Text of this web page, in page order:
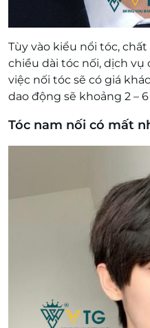
Tùy vào kiểu nổi tóc,
chiều dài tóc nối, dịch
việc nối tóc sẽ có giá
dao động sẽ khoảng 2 –
Tóc nam nối có mất